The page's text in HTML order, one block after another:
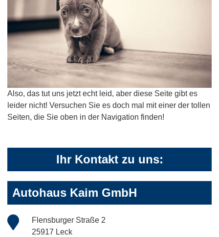
Also, das tut uns jetzt echt leid, aber diese Seite gibt es
leider nicht! Versuchen Sie es doch mal mit einer der tollen
Seiten, die Sie oben in der Navigation finden!
Ihr Kontakt zu uns:
Autohaus Kaim GmbH
Flensburger Straße 2
25917 Leck